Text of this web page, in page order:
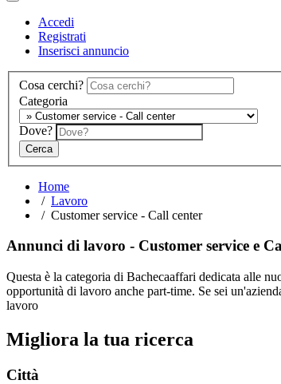
Accedi
Registrati
Inserisci annuncio
Cosa cerchi?
Categoria
Dove?
Cerca
Home
/ Lavoro
/ Customer service - Call center
Annunci di lavoro - Customer service e
Questa è la categoria di Bachecaaffari dedicata alle
opportunità di lavoro anche part-time. Se sei
lavoro
Migliora la tua ricerca
Città